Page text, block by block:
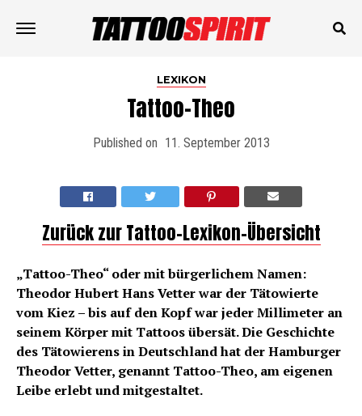
LEXIKON
Tattoo-Theo
Published on 11. September 2013
Zurück zur Tattoo-Lexikon-Übersicht
„Tattoo-Theo“ oder mit bürgerlichem Namen:
Theodor Hubert Hans Vetter war der Tätowierte
vom Kiez – bis auf den Kopf war jeder Millimeter an
seinem Körper mit Tattoos übersät. Die Geschichte
des Tätowierens in Deutschland hat der Hamburger
Theodor Vetter, genannt Tattoo-Theo, am eigenen
Leibe erlebt und mitgestaltet.